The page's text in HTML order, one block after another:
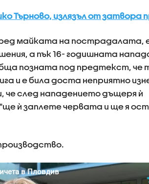
Търново, излязъл от затвора
майката на пострадалата,
а пък 16- годишната
позната под предтекст, че
и е била доста неприятно
че след нападението дъщеря ѝ
ѝ заплете червата и ще я